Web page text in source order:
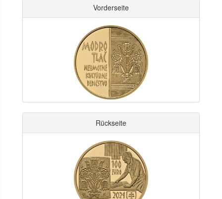
Vorderseite
Rückseite